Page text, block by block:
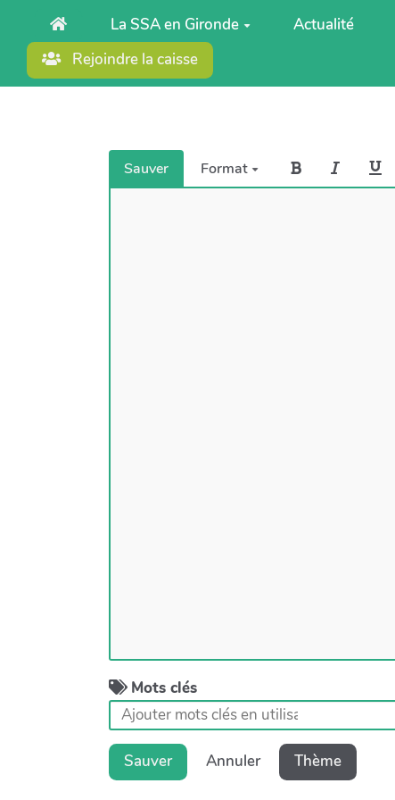
Aller au contenu principal
La SSA en Gironde Actualité
Rejoindre la caisse
Sauver Format
Mots clés
Sauver Annuler Thème